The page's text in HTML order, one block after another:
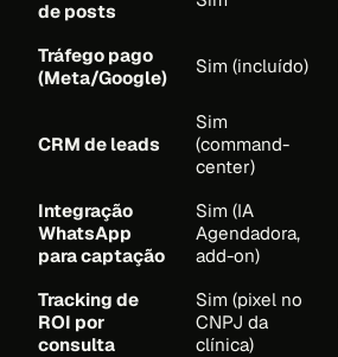
de posts
Tráfego pago
(Meta/Google)
Sim (incluído)
CRM de leads
Sim
(command-
center)
Integração
WhatsApp
para captação
Sim (IA
Agendadora,
add-on)
Tracking de
ROI por
consulta
Sim (pixel no
CNPJ da
clínica)